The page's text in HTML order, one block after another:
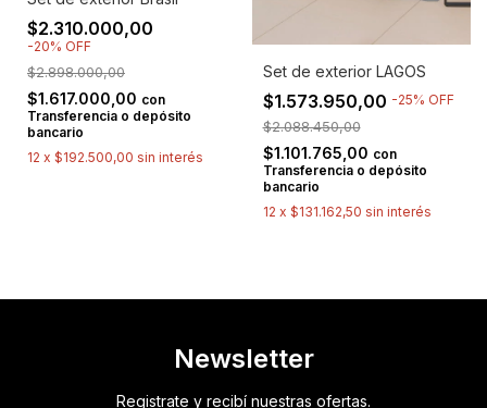
$2.310.000,00
-20% OFF
$2.898.000,00
$1.617.000,00 con
Transferencia o depósito
bancario
12 x $192.500,00 sin interés
Set de exterior LAGOS
$1.573.950,00 -25% OFF
$2.088.450,00
$1.101.765,00 con
Transferencia o depósito
bancario
12 x $131.162,50 sin interés
Newsletter
Registrate y recibí nuestras ofertas.